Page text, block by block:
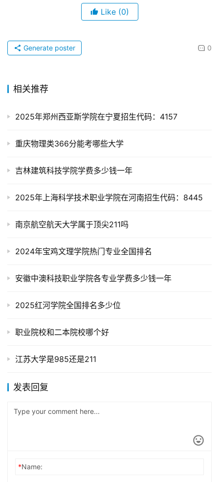
Like (0)
0
Generate poster
相关推荐
2025年郑州西亚斯学院在宁夏招生代码：4157
重庆物理类366分能考哪些大学
吉林建筑科技学院学费多少钱一年
2025年上海科学技术职业学院在河南招生代码：8445
南京航空航天大学属于顶尖211吗
2024年宝鸡文理学院热门专业全国排名
安徽中澳科技职业学院各专业学费多少钱一年
2025红河学院全国排名多少位
职业院校和二本院校哪个好
江苏大学是985还是211
发表回复
*Name: